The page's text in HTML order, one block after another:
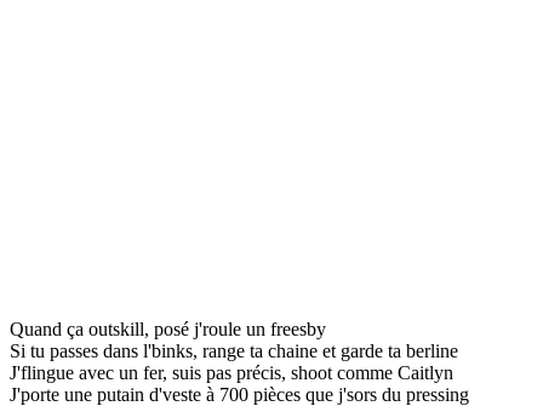
Quand ça outskill, posé j'roule un freesby
Si tu passes dans l'binks, range ta chaine et garde ta berline
J'flingue avec un fer, suis pas précis, shoot comme Caitlyn
J'porte une putain d'veste à 700 pièces que j'sors du pressing